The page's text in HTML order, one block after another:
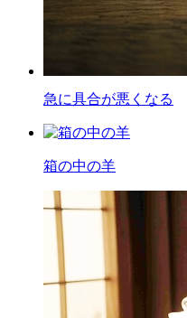
急に具合が悪くなる
箱の中の羊